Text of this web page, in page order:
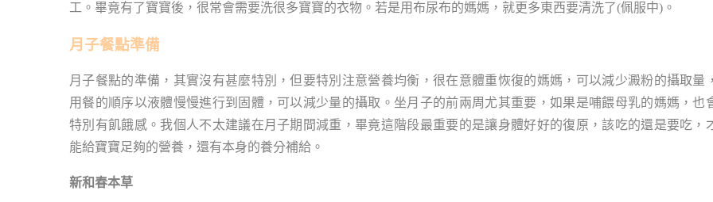
工。畢竟有了寶寶後，很常會需要洗很多寶寶的衣物。若是用布尿布的媽媽，就更多東西要清洗了(佩服中)。
月子餐點準備
月子餐點的準備，其實沒有甚麼特別，但要特別注意營養均衡，很在意體重恢復的媽媽，可以減少澱粉的攝取量，
用餐的順序以液體慢慢進行到固體，可以減少量的攝取。坐月子的前兩周尤其重要，如果是哺餵母乳的媽媽，也
特別有飢餓感。我個人不太建議在月子期間減重，畢竟這階段最重要的是讓身體好好的復原，該吃的還是要吃，
能給寶寶足夠的營養，還有本身的養分補給。
新和春本草